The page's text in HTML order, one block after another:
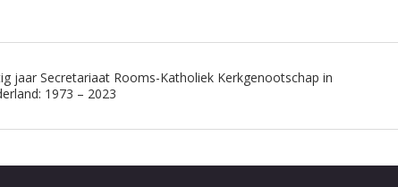
jaar Secretariaat Rooms-Katholiek Kerkgenootschap in
1973 – 2023